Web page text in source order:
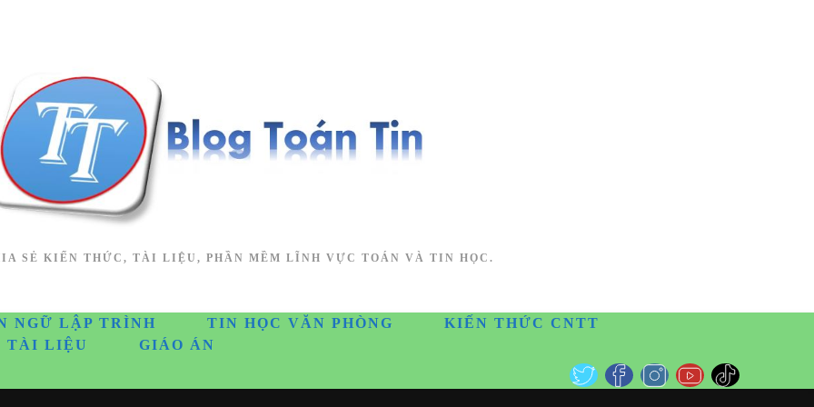
SẺ KIẾN THỨC, TÀI LIỆU, PHẦN MỀM LĨNH VỰC TOÁN VÀ TIN HỌC.
NGỮ LẬP TRÌNH TIN HỌC VĂN PHÒNG
KIẾN THỨC CNTT
TÀI LIỆU GIÁO ÁN